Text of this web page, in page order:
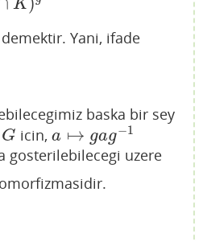
K
)g
Yani, ifade
baska bir sey
G icin,a ↦ gag−1
a↦ga g−1
gosterilebilecegi uzere